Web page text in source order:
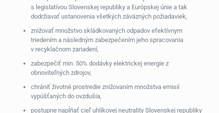
s legislatívou Slovenskej republiky a Európskej únie a tak
dodržiavať ustanovenia všetkých záväzných požiadaviek,
znižovať množstvo skládkovaných odpadov efektívnym
triedením a následným zabezpečením jeho spracovania
v recyklačnom zariadení,
zabezpečiť min. 50% dodávky elektrickej energie z
obnoviteľných zdrojov,
chrániť životné prostredie znižovaním množstva emisií
vypúšťaných do ovzdušia,
postupne napĺňať cieľ uhlíkovej neutrality Slovenskej republiky